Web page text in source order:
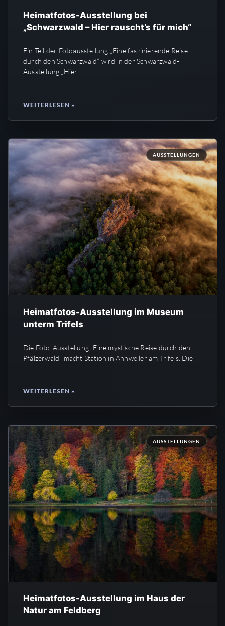
Heimatfotos-Ausstellung bei
„Schwarzwald – Hier rauscht’s für mich“
Ein Teil der Fotoausstellung „Eine faszinierende Reise
durch den Schwarzwald“ wird in der Schwarzwald-
Ausstellung „Hier
WEITERLESEN »
AUSSTELLUNGEN
Heimatfotos-Ausstellung im Museum
unterm Trifels
Die Foto-Ausstellung „Eine mystische Reise durch den
Pfälzerwald” macht Station in Annweiler am Trifels. Die
WEITERLESEN »
AUSSTELLUNGEN
Heimatfotos-Ausstellung im Haus der
Natur am Feldberg